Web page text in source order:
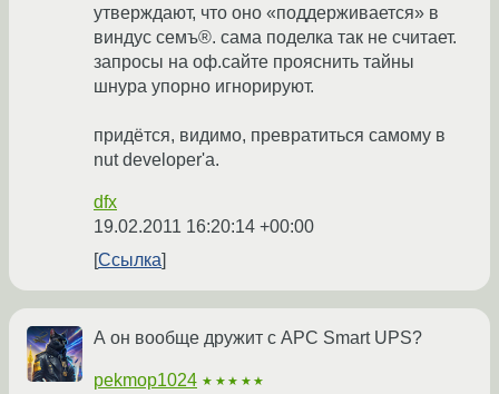
утверждают, что оно «поддерживается» в
виндус семъ®. сама поделка так не считает.
запросы на оф.сайте прояснить тайны
шнура упорно игнорируют.
придётся, видимо, превратиться самому в
nut developer'а.
dfx
19.02.2011 16:20:14 +00:00
Ссылка
А он вообще дружит с APC Smart UPS?
pekmop1024 ★★★★★